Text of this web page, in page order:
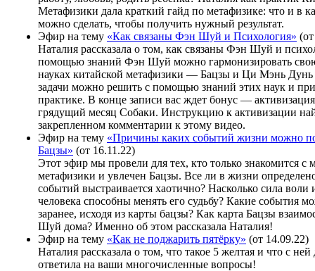
Метафизики дала краткий гайд по метафизике: что и в
можно сделать, чтобы получить нужный результат.
Эфир на тему «Как связаны Фэн Шуй и Психология»
Наталия рассказала о том, как связаны Фэн Шуй и
помощью знаний Фэн Шуй можно гармонизировать
науках китайской метафизики — Бацзы и Ци Мэнь
задачи можно решить с помощью знаний этих наук и
практике. В конце записи вас ждет бонус —
грядущий месяц Собаки. Инструкцию к активизации
закрепленном комментарии к этому видео.
Эфир на тему «Причины каких событий жизни можно
Бацзы» (от 16.11.22)
Этот эфир мы провели для тех, кто только знакомится с
метафизики и увлечен Бацзы. Все ли в жизни
событий выстраивается хаотично? Насколько сила воли
человека способны менять его судьбу? Какие события
заранее, исходя из карты бацзы? Как карта Бацзы
Шуй дома? Именно об этом рассказала Наталия!
Эфир на тему «Как не поджарить пятёрку» (от 14.09.22)
Наталия рассказала о том, что такое 5 желтая и что с
ответила на ваши многочисленные вопросы!